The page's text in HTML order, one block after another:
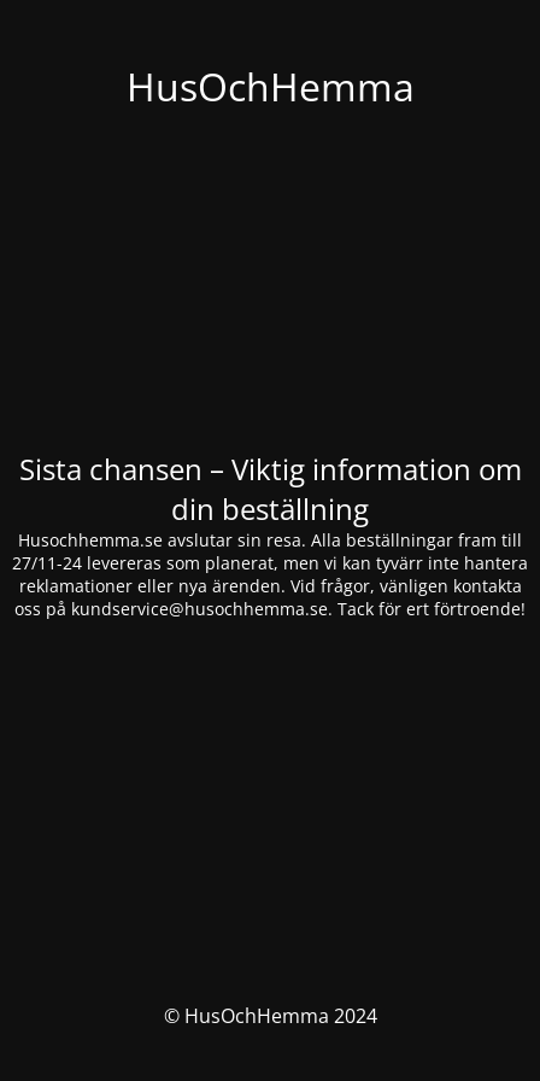
HusOchHemma
Sista chansen – Viktig information om
din beställning
Husochhemma.se avslutar sin resa. Alla beställningar fram till
27/11-24 levereras som planerat, men vi kan tyvärr inte hantera
reklamationer eller nya ärenden. Vid frågor, vänligen kontakta
oss på kundservice@husochhemma.se. Tack för ert förtroende!
© HusOchHemma 2024